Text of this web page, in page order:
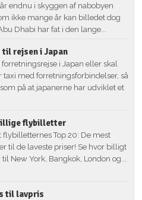
endnu i skyggen af nabobyen
ikke mange år kan billedet dog
Dhabi har fat i den lange...
rejsen i Japan
i Japan eller skal
taxi med forretningsforbindelser, så
på at japanerne har udviklet et
flybilletter
flybilletternes Top 20: De mest
til de laveste priser! Se hvor billigt
New York, Bangkok, London og...
til lavpris